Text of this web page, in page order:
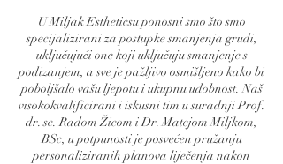
U Miljak Estheticsu ponosni smo što smo
specijalizirani za postupke smanjenja grudi,
uključujući one koji uključuju smanjenje s
podizanjem, a sve je pažljivo osmišljeno kako bi
poboljšalo vašu ljepotu i ukupnu udobnost. Naš
visokokvalificirani i iskusni tim u suradnji Prof.
dr. sc. Radom Žicom i Dr. Matejom Miljkom,
BSc, u potpunosti je posvećen pružanju
personaliziranih planova liječenja nakon